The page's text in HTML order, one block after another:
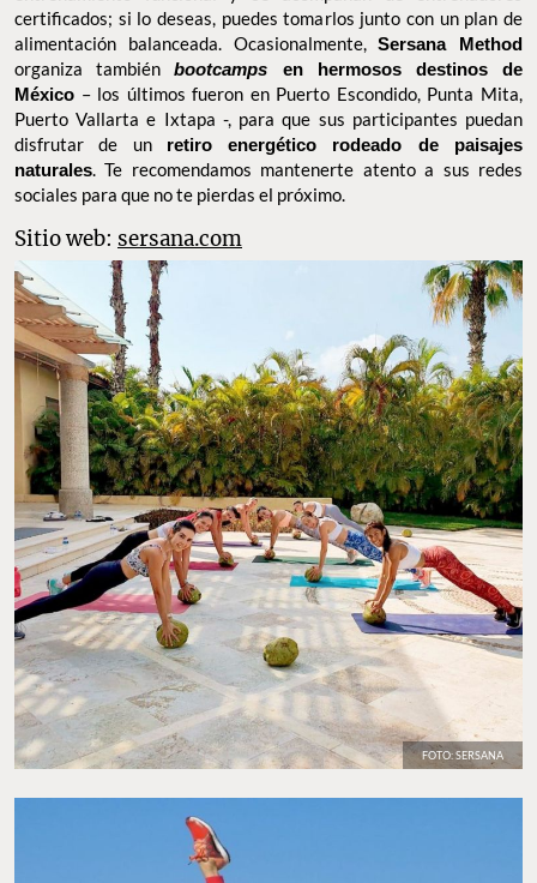
Sersana Method
Sersana Method es la primera plataforma dewell-livingen
México, creada con el propósito de promover un estilo de vida
sano y beneficioso. Sus programas trabajan con un método de
entrenamiento funcional y se acompañan de entrenadores
certificados; si lo deseas, puedes tomarlos junto con un plan de
alimentación balanceada. Ocasionalmente,Sersana Method
organiza también bootcampsen hermosos destinos de México
los últimos fueron en Puerto Escondido, Punta Mita, Puerto
Vallarta e Ixtapa -, para que sus participantes puedan disfrutar
de un
retiro energético rodeado de paisajes naturales. Te
recomendamos mantenerte atento a sus redes sociales para que
no te pierdas el próximo.
Sitio web:sersana.com